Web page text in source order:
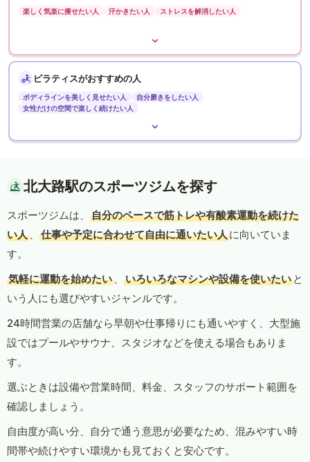
楽しく気楽に痩せたい人 汗かきたい人 ストレスを解消したい人
ピラティスがおすすめの人
ボディラインを美しく見せたい人
自分磨きをしたい人
女性だけの空間で楽しく続けたい人
北大路駅のスポーツジムを探す
スポーツジムは、
自分のペースで筋トレや有酸素運動を続けた
い人 、 仕事や予定に合わせて自由に通いたい人に向いていま
す。
気軽に運動を始めたい 、 いろいろなマシンや設備を使いたい と
いう人にも選びやすいジャンルです。
24時間営業の店舗なら早朝や仕事帰りにも通いやすく、大型施
設ではプールやサウナ、スタジオなどを使える場合もありま
す。
選ぶときは設備や営業時間、料金、スタッフのサポート範囲を
確認しましょう。
自由度が高い分、自分で通う意思が必要なため、混みやすい時
間帯や続けやすい環境かも見ておくと安心です。